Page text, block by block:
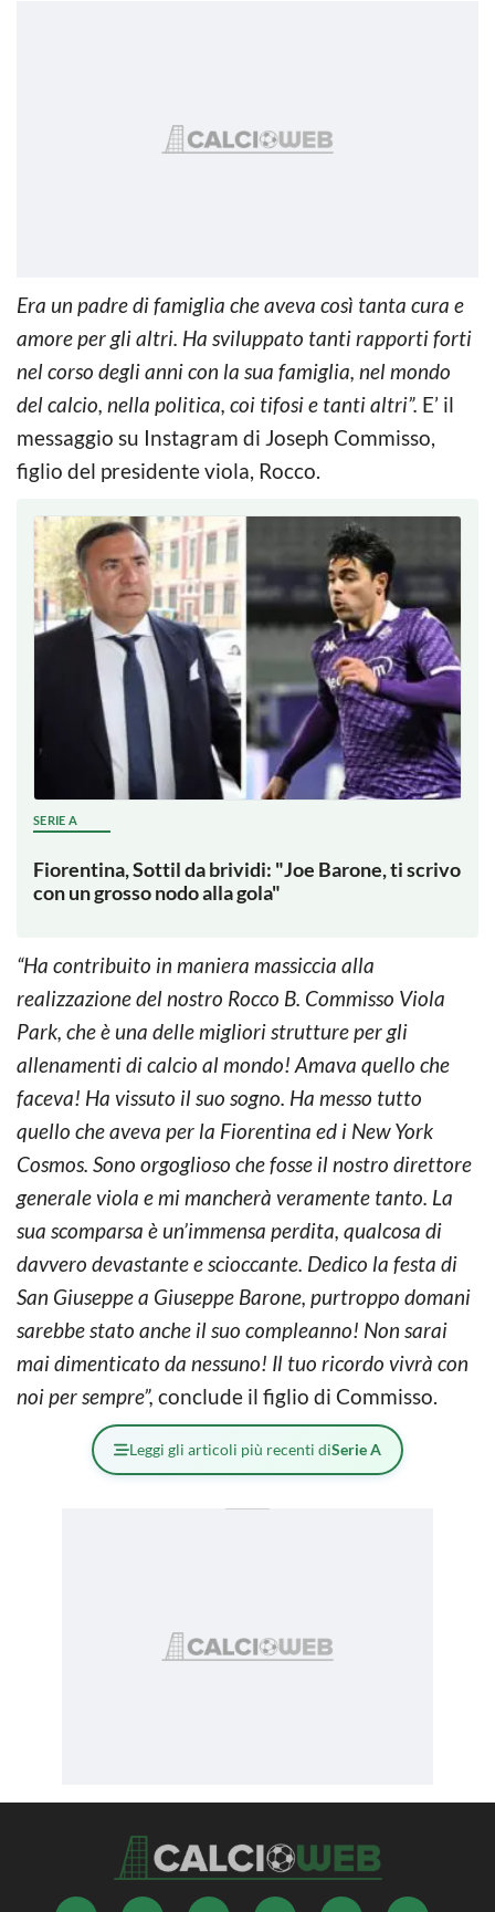
Era un padre di famiglia che aveva così tanta cura e
amore per gli altri. Ha sviluppato tanti rapporti forti
nel corso degli anni con la sua famiglia, nel mondo
del calcio, nella politica, coi tifosi e tanti altri”. E’ il
messaggio su Instagram di Joseph Commisso,
figlio del presidente viola, Rocco.
SERIE A
Fiorentina, Sottil da brividi: "Joe Barone, ti scrivo
con un grosso nodo alla gola"
“Ha contribuito in maniera massiccia alla
realizzazione del nostro Rocco B. Commisso Viola
Park, che è una delle migliori strutture per gli
allenamenti di calcio al mondo! Amava quello che
faceva! Ha vissuto il suo sogno. Ha messo tutto
quello che aveva per la Fiorentina ed i New York
Cosmos. Sono orgoglioso che fosse il nostro direttore
generale viola e mi mancherà veramente tanto. La
sua scomparsa è un’immensa perdita, qualcosa di
davvero devastante e scioccante. Dedico la festa di
San Giuseppe a Giuseppe Barone, purtroppo domani
sarebbe stato anche il suo compleanno! Non sarai
mai dimenticato da nessuno! Il tuo ricordo vivrà con
noi per sempre”, conclude il figlio di Commisso.
Leggi gli articoli più recenti diSerie A